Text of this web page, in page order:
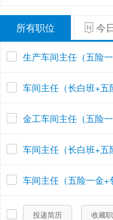
所有职位 今
生产车间主任（五险一
车间主任（长白班+五
金工车间主任（五险
车间主任（长白班+五
车间主任（五险一金+
投递简历 收藏